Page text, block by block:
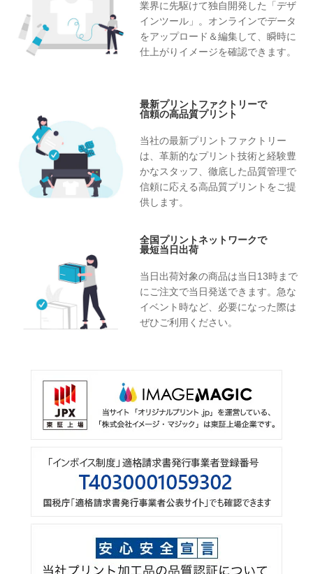
業界に先駆けて独自開発した「デザ
インツール」。オンラインでデータ
をアップロード＆編集して、瞬時に
仕上がりイメージを確認できます。
最新プリントファクトリーで
信頼の高品質プリント
当社の最新プリントファクトリー
は、革新的なプリント技術と経験豊
かなスタッフ、徹底した品質管理で
信頼に応える高品質プリントをご提
供します。
全国プリントネットワークで
最短当日出荷
当日出荷対象の商品は当日13時まで
にご注文で当日発送できます。急な
イベント時など、必要になった際は
ぜひご利用ください。